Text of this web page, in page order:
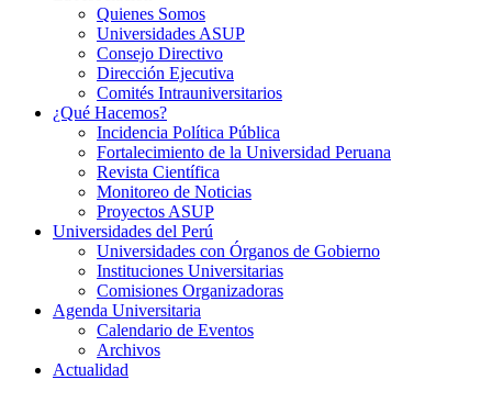
Quienes Somos
Universidades ASUP
Consejo Directivo
Dirección Ejecutiva
Comités Intrauniversitarios
¿Qué Hacemos?
Incidencia Política Pública
Fortalecimiento de la Universidad Peruana
Revista Científica
Monitoreo de Noticias
Proyectos ASUP
Universidades del Perú
Universidades con Órganos de Gobierno
Instituciones Universitarias
Comisiones Organizadoras
Agenda Universitaria
Calendario de Eventos
Archivos
Actualidad